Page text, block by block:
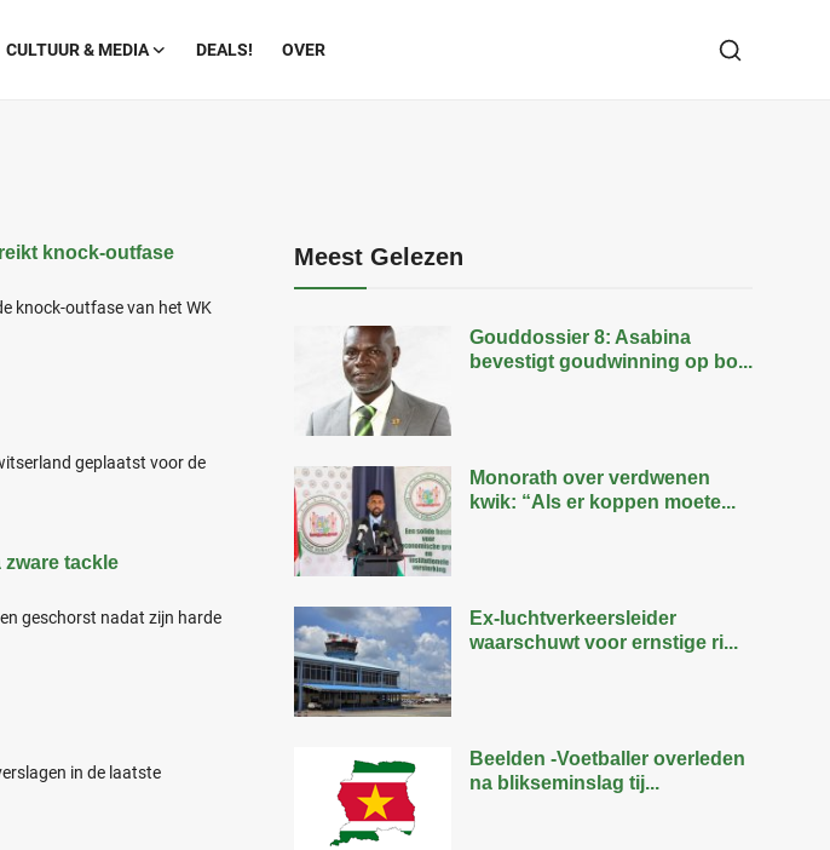
CULTUUR & MEDIA DEALS! OVER
knock-outfase
knock-outfase van het WK
geplaatst voor de
tackle
geschorst nadat zijn harde
in de laatste
Meest Gelezen
Gouddossier 8: Asabina
bevestigt goudwinning op bo...
Monorath over verdwenen
kwik: “Als er koppen moete...
Ex-luchtverkeersleider
waarschuwt voor ernstige ri...
Beelden -Voetballer overleden
na blikseminslag tij...